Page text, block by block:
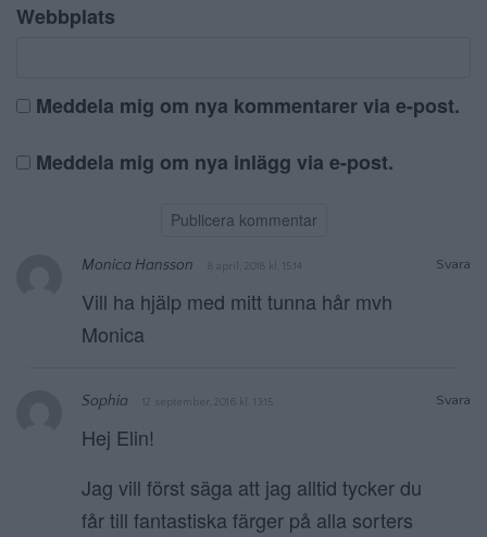
Webbplats
Meddela mig om nya kommentarer via e-post.
Meddela mig om nya inlägg via e-post.
Svara
Monica Hansson 8 april, 2018 kl. 15:14
Vill ha hjälp med mitt tunna hår mvh
Monica
Svara
Sophia 12 september, 2016 kl. 13:15
Hej Elin!
Jag vill först säga att jag alltid tycker du
får till fantastiska färger på alla sorters